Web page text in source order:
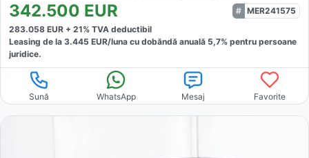
342.500 EUR
MER241575
283.058 EUR + 21% TVA deductibil
Leasing de la 3.445 EUR/luna cu dobăndă anuală 5,7% pentru persoane
juridice.
Sună WhatsApp Mesaj Favorite